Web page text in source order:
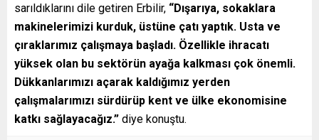
sarıldıklarını dile getiren Erbilir, “Dışarıya, sokaklara
makinelerimizi kurduk, üstüne çatı yaptık. Usta ve
çıraklarımız çalışmaya başladı. Özellikle ihracatı
yüksek olan bu sektörün ayağa kalkması çok önemli.
Dükkanlarımızı açarak kaldığımız yerden
çalışmalarımızı sürdürüp kent ve ülke ekonomisine
katkı sağlayacağız.” diye konuştu.